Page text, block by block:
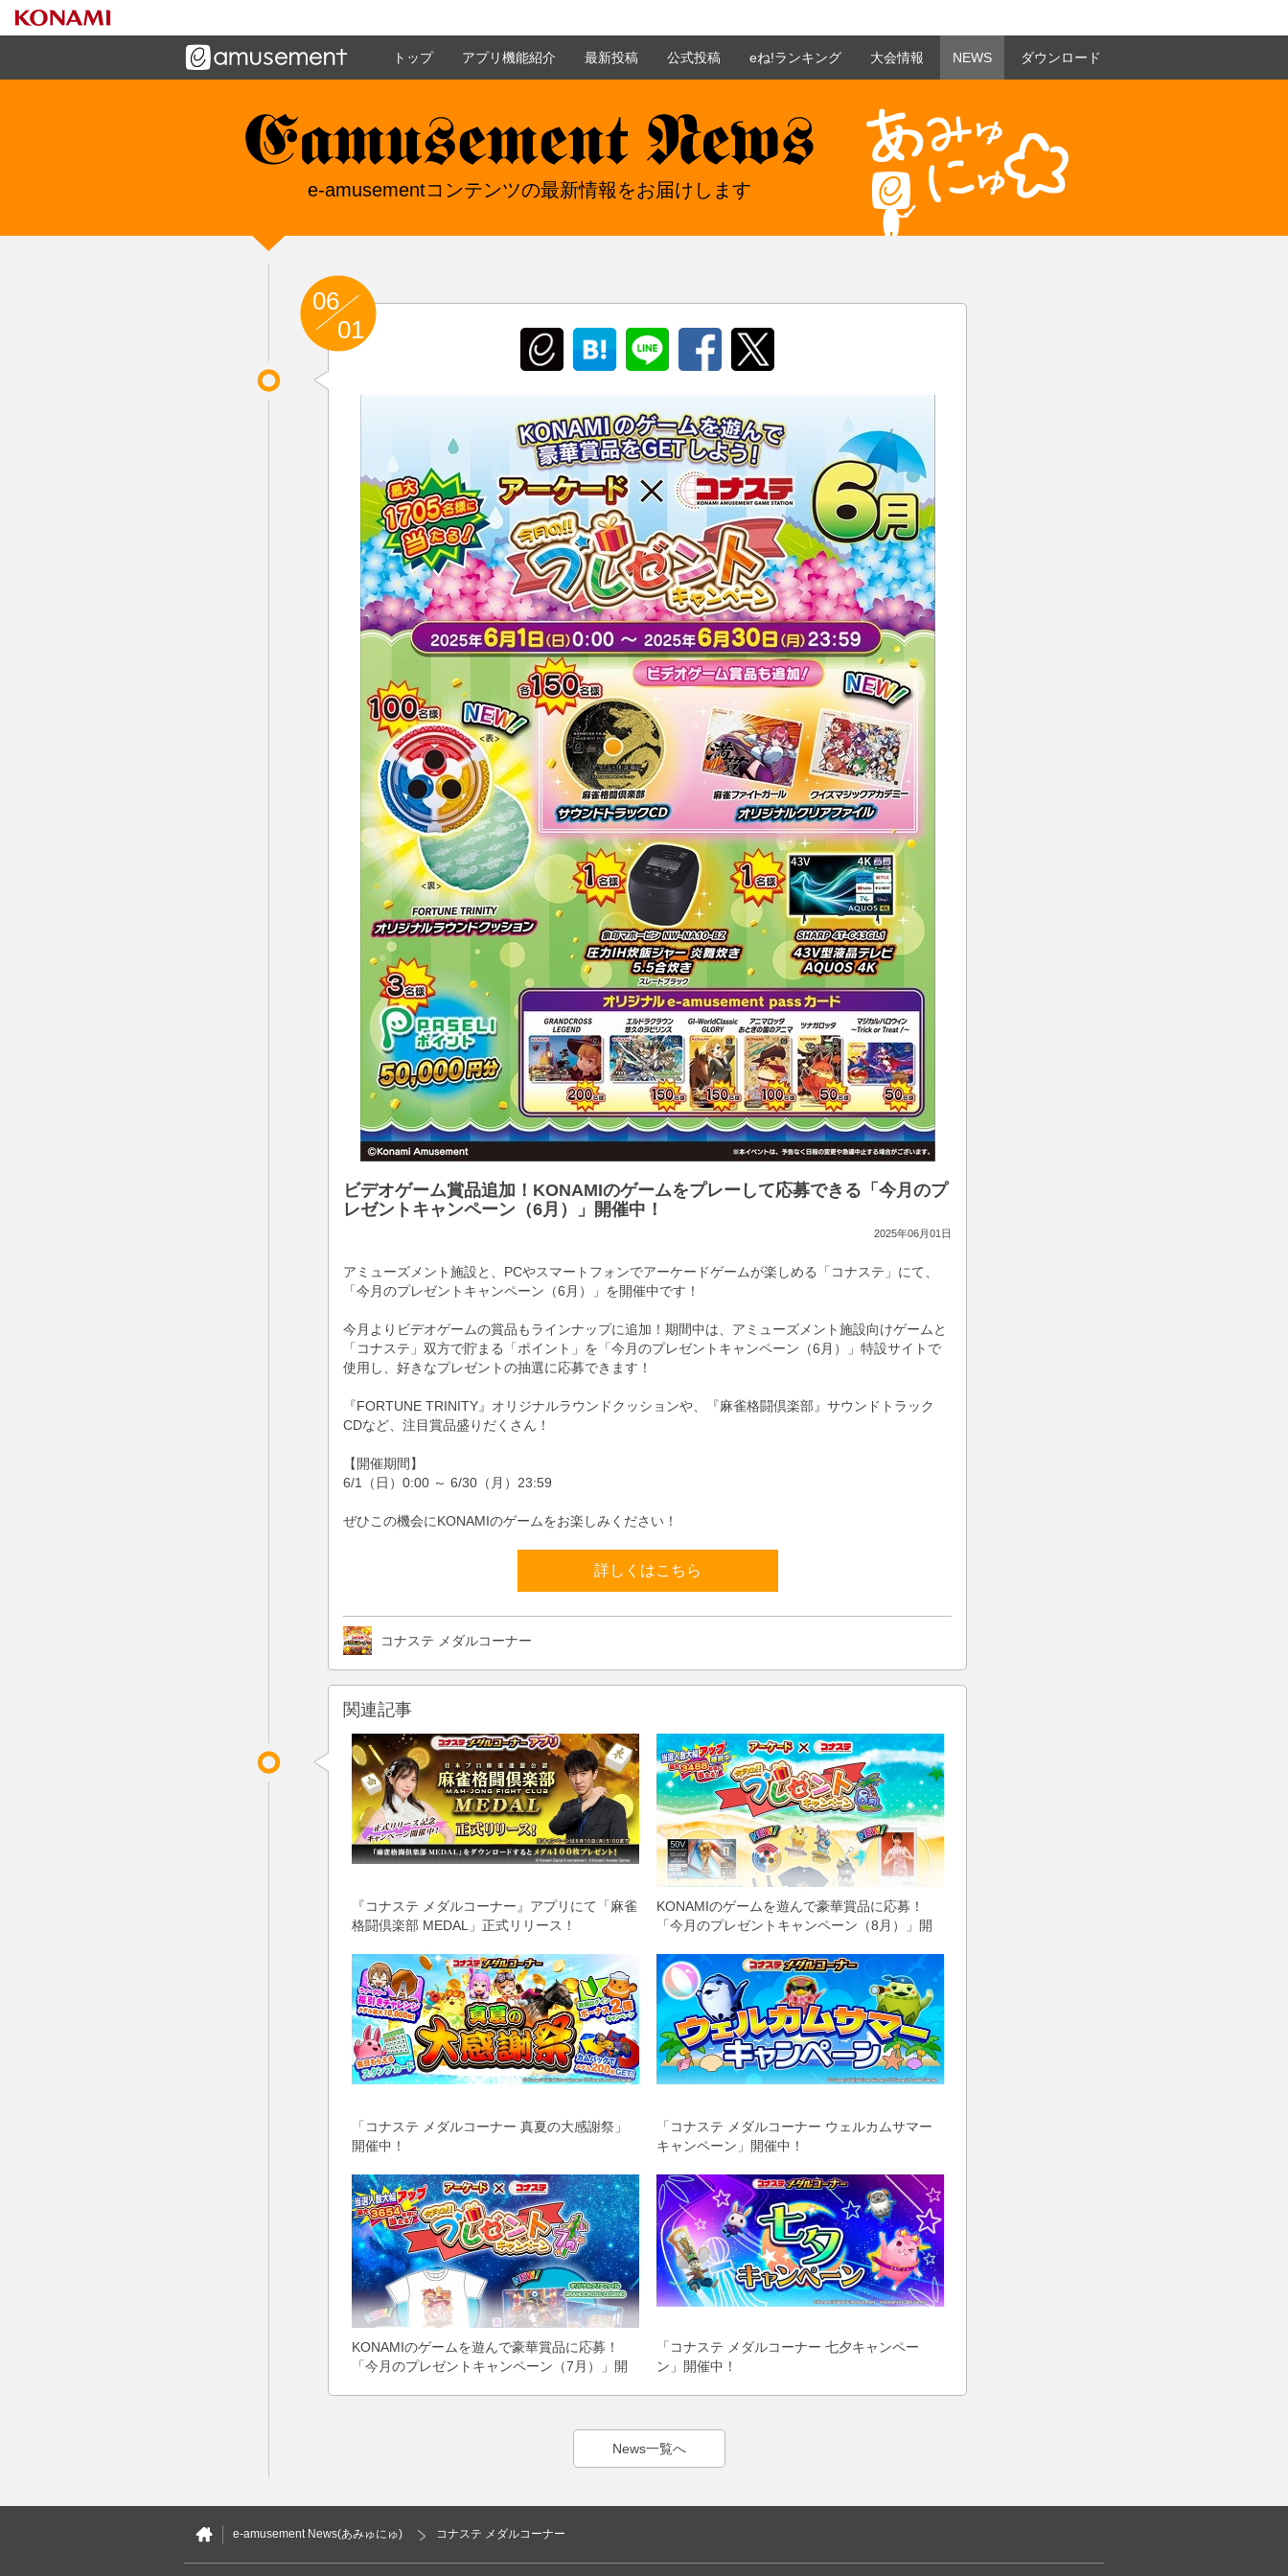
ゲームと連携したコミュニケーションアプリで
トップ アプリ機能紹介 最新投稿 公式投稿 eね!ランキング 大会情報 NEWS ダウンロード
e-amusement news - イーアミューズメントニュース
e-amusementコンテンツの最新情報をお届けします
ビデオゲーム賞品追加！KONAMIのゲームをプレーして応募できる「今月のプ
レゼントキャンペーン（6月）」開催中！
2025年06月01日
06
01
アミューズメント施設と、PCやスマートフォンでアーケードゲームが楽しめる「コナステ」にて、
「今月のプレゼントキャンペーン（6月）」を開催中です！
今月よりビデオゲームの賞品もラインナップに追加！期間中は、アミューズメント施設向けゲームと
「コナステ」双方で貯まる「ポイント」を「今月のプレゼントキャンペーン（6月）」特設サイトで
使用し、好きなプレゼントの抽選に応募できます！
『FORTUNE TRINITY』オリジナルラウンドクッションや、『麻雀格闘倶楽部』サウンドトラック
CDなど、注目賞品盛りだくさん！
【開催期間】
6/1（日）0:00 ～ 6/30（月）23:59
ぜひこの機会にKONAMIのゲームをお楽しみください！
詳しくはこちら
コナステ メダルコーナー
関連記事
『コナステ メダルコーナー』アプリにて「麻雀
格闘倶楽部 MEDAL」正式リリース！
KONAMIのゲームを遊んで豪華賞品に応募！
「今月のプレゼントキャンペーン（8月）」開
「コナステ メダルコーナー 真夏の大感謝祭」
開催中！
「コナステ メダルコーナー ウェルカムサマー
キャンペーン」開催中！
KONAMIのゲームを遊んで豪華賞品に応募！
「今月のプレゼントキャンペーン（7月）」開
「コナステ メダルコーナー 七夕キャンペー
ン」開催中！
News一覧へ
e-amusement News(あみゅにゅ) コナステ メダルコーナー